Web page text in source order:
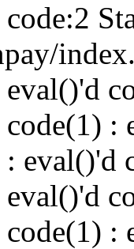
:
eval()'d
: